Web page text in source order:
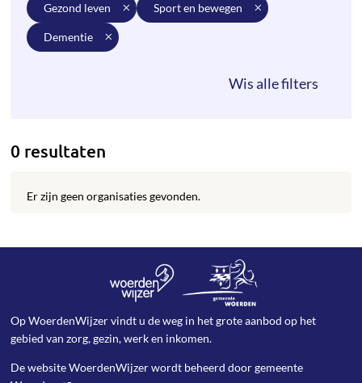
gezond leven sport en bewegen
dementie
0 resultaten
Er zijn geen organisaties gevonden.
Op WoerdenWijzer vindt u de weg in het grote aanbod op het
gebied van zorg, gezin, werk en inkomen.
De website WoerdenWijzer wordt beheerd doorgemeente